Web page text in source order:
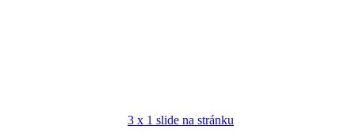
3 x 1 slide na stránku